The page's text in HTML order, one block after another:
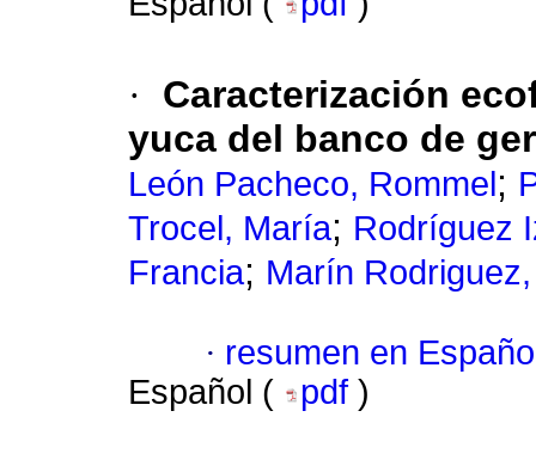
·
Caracterización
yuca del banco de
León Pacheco, Rommel ;
Trocel, María; Rodríguez
Francia; Marín
· resumen en
Español (
pdf )